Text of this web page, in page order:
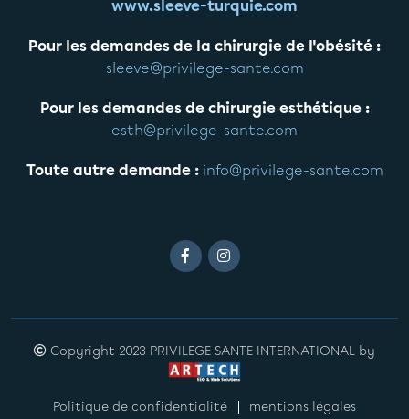
www.sleeve-turquie.com
Pour les demandes de la chirurgie de l'obésité :
sleeve@privilege-sante.com
Pour les demandes de chirurgie esthétique :
esth@privilege-sante.com
Toute autre demande : info@privilege-sante.com
Copyright 2023 PRIVILEGE SANTE INTERNATIONAL by
Politique de confidentialité mentions légales